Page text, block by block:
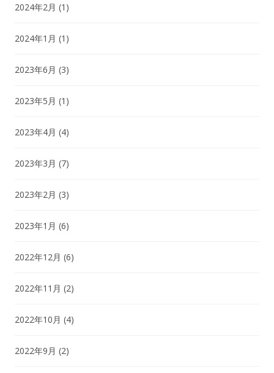
2024年2月 (1)
2024年1月 (1)
2023年6月 (3)
2023年5月 (1)
2023年4月 (4)
2023年3月 (7)
2023年2月 (3)
2023年1月 (6)
2022年12月 (6)
2022年11月 (2)
2022年10月 (4)
2022年9月 (2)